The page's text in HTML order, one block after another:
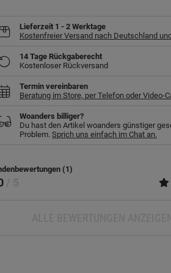
Lieferzeit 1 - 2 Werktage
Kostenfreier Versand nach Deutschland
14 Tage Rückgaberecht
Kostenloser Rückversand
Termin vereinbaren
Beratung im Store, per Telefon oder Video-
Woanders billiger?
Du hast den Artikel woanders günstiger
Problem. Sprich uns einfach im Chat an.
(1)